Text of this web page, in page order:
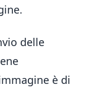
delle
è di